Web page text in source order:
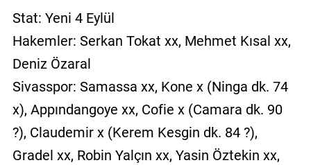
Stat: Yeni 4 Eylül
Hakemler: Serkan Tokat xx, Mehmet Kısal xx,
Deniz Özaral
Sivasspor: Samassa xx, Kone x (Ninga dk. 74
x), Appındangoye xx, Cofie x (Camara dk. 90
?), Claudemir x (Kerem Kesgin dk. 84 ?),
Gradel xx, Robin Yalçın xx, Yasin Öztekin xx,